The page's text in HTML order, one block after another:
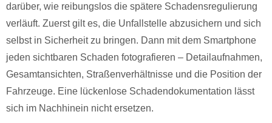
darüber, wie reibungslos die spätere Schadensregulierung
verläuft. Zuerst gilt es, die Unfallstelle abzusichern und sich
selbst in Sicherheit zu bringen. Dann mit dem Smartphone
jeden sichtbaren Schaden fotografieren – Detailaufnahmen,
Gesamtansichten, Straßenverhältnisse und die Position der
Fahrzeuge. Eine lückenlose Schadendokumentation lässt
sich im Nachhinein nicht ersetzen.